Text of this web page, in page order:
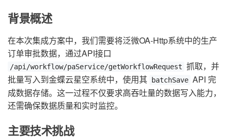
背景概述
在本次集成方案中，我们需要将泛微OA-Http系统中的生产
订单审批数据，通过API接口
/api/workflow/paService/getWorkflowRequest 抓取，并
批量写入到金蝶云星空系统中，使用其
batchSave API 完
成数据存储。这一过程不仅要求高吞吐量的数据写入能力，
还需确保数据质量和实时监控。
主要技术挑战